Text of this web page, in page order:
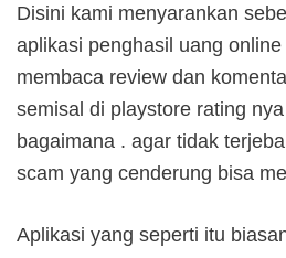
Disini kami menyarankan
aplikasi penghasil uang
membaca review dan
semisal di playstore rating
bagaimana . agar tidak
scam yang cenderung bisa
Aplikasi yang seperti itu